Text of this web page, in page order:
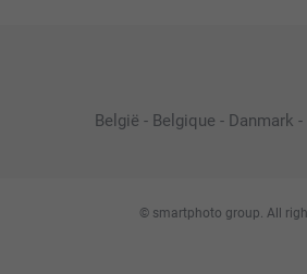
België - Belgique - Danmark -
© smartphoto group. All